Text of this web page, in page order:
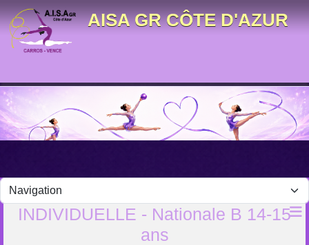
AISA GR CÔTE D'AZUR
INDIVIDUELLE - Nationale B 14-15
ans
Panneau de gestion des cookies